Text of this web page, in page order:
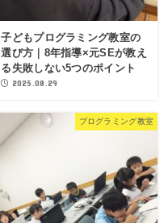
子どもプログラミング教室の
選び方｜8年指導×元SEが教え
る失敗しない5つのポイント
2025.08.29
プログラミング教室